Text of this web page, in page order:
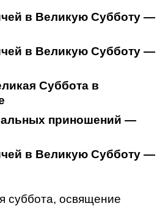
в Великую Субботу —
в Великую Субботу —
Суббота в
приношений —
в Великую Субботу —
суббота, освящение